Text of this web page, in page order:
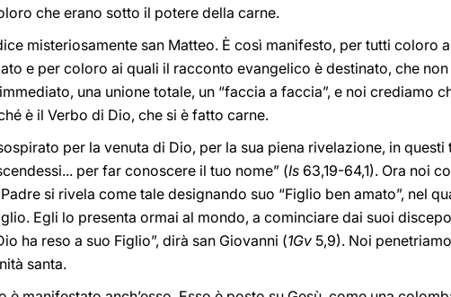
che erano sotto il potere della carne.
misteriosamente san Matteo. È così manifesto, per tutti coloro
e per coloro ai quali il racconto evangelico è destinato, che
una unione totale, un “faccia a faccia”, e noi crediamo
è il Verbo di Dio, che si è fatto carne.
per la venuta di Dio, per la sua piena rivelazione, in questi
per far conoscere il tuo nome” (Is 63,19-64,1). Ora noi
si rivela come tale designando suo “Figlio ben amato”, nel
Egli lo presenta ormai al mondo, a cominciare dai suoi
ha reso a suo Figlio”, dirà san Giovanni (1Gv 5,9). Noi
santa.